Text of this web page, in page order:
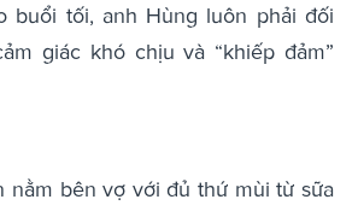
buổi tối, anh Hùng luôn phải đối
giác khó chịu và “khiếp đảm”
nằm bên vợ với đủ thứ mùi từ sữa